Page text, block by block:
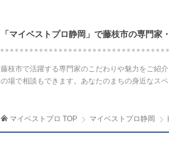
「マイベストプロ静岡」で藤枝市の専門家
藤枝市で活躍する専門家のこだわりや魅力をご紹
の場で相談もできます。あなたのまちの身近なス
マイベストプロ TOP マイベストプロ静岡